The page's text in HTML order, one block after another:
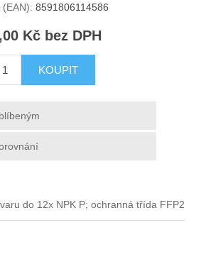
(EAN): 8591806114586
Kč bez DPH
KOUPIT
do 12x NPK P; ochranná třída FFP2